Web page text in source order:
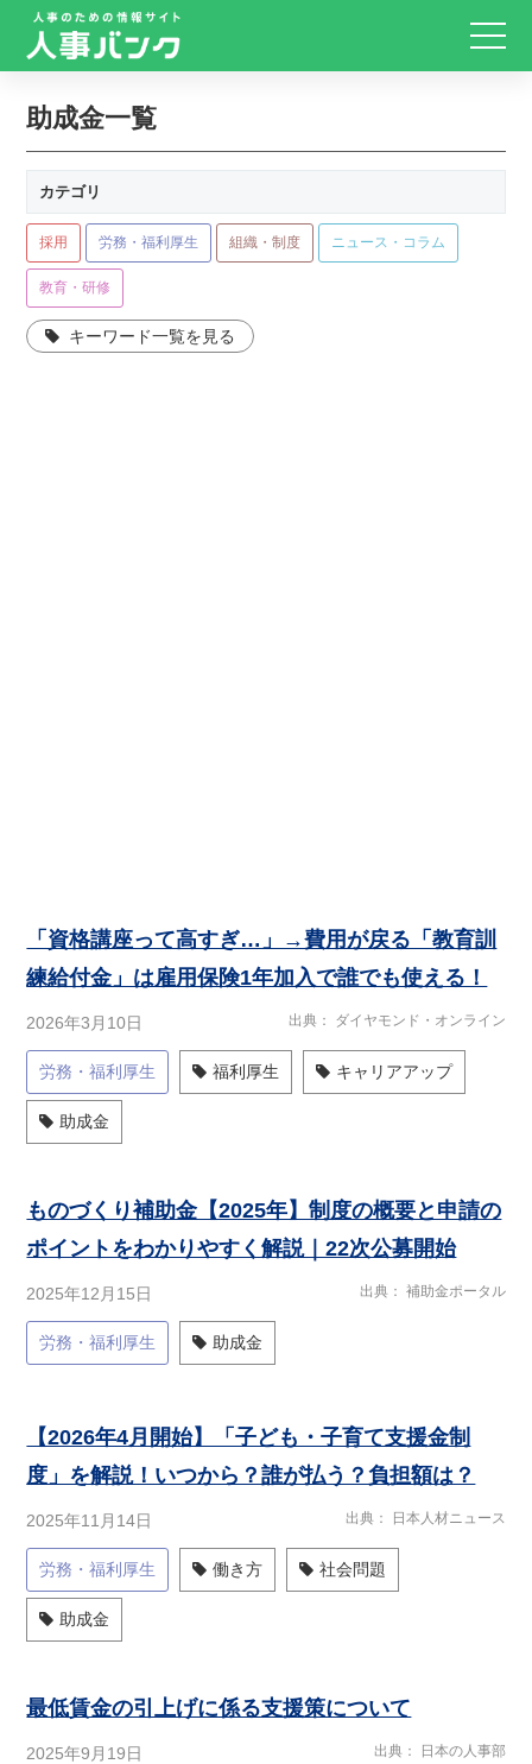
助成金一覧
カテゴリ
採用 労務・福利厚生 組織・制度 ニュース・コラム
教育・研修
キーワード一覧を見る
「資格講座って高すぎ…」→費用が戻る「教育訓
練給付金」は雇用保険1年加入で誰でも使える！
2026年3月10日 出典 ダイヤモンド・オンライン
労務・福利厚生 福利厚生 キャリアアップ
助成金
ものづくり補助金【2025年】制度の概要と申請の
ポイントをわかりやすく解説｜22次公募開始
2025年12月15日 出典 補助金ポータル
労務・福利厚生 助成金
【2026年4月開始】「子ども・子育て支援金制
度」を解説！いつから？誰が払う？負担額は？
2025年11月14日 出典 日本人材ニュース
労務・福利厚生 働き方 社会問題
助成金
最低賃金の引上げに係る支援策について
2025年9月19日 出典 日本の人事部